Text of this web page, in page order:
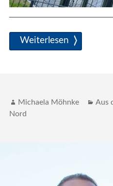
Weiterlesen Neuer
Autor
Michaela Möhnke Aus
Nord